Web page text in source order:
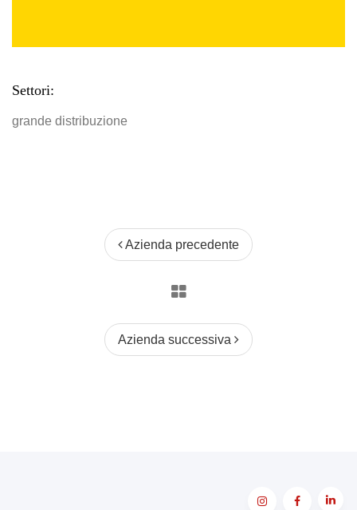
Settori:
grande distribuzione
Azienda precedente
Azienda successiva